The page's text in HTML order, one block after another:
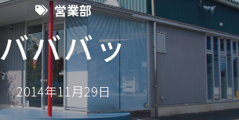
ュ
ー
営業部
バババッ
2014年11月29日